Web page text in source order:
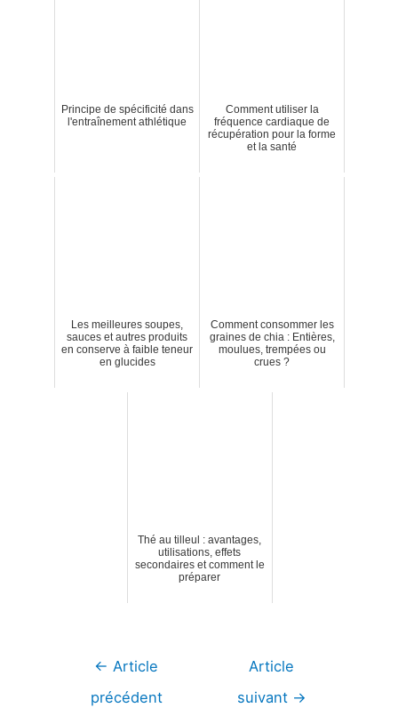
Principe de spécificité dans
l'entraînement athlétique
Comment utiliser la
fréquence cardiaque de
récupération pour la forme
et la santé
Les meilleures soupes,
sauces et autres produits
en conserve à faible teneur
en glucides
Comment consommer les
graines de chia : Entières,
moulues, trempées ou
crues ?
Thé au tilleul : avantages,
utilisations, effets
secondaires et comment le
préparer
Navigation
← Article
précédent
Article
suivant →